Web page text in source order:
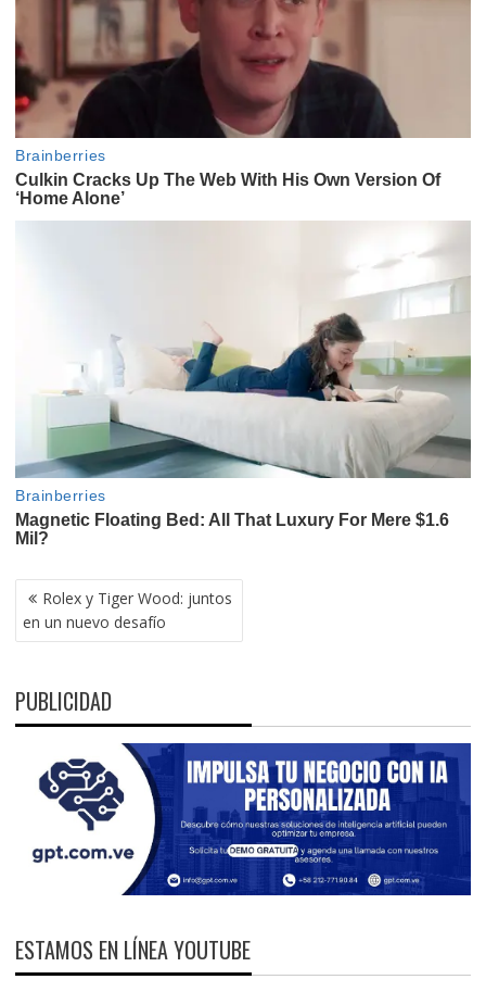
NAVEGACIÓN
DE
ENTRADAS
Rolex y Tiger Wood: juntos
en un nuevo desafío
PUBLICIDAD
ESTAMOS EN LÍNEA YOUTUBE